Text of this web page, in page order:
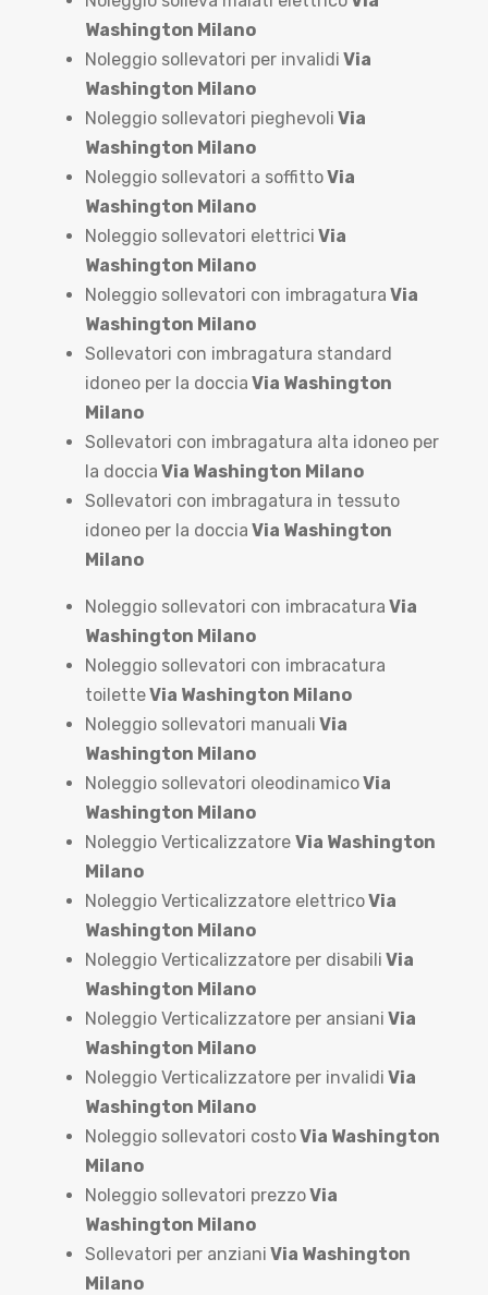
Washington Milano
Noleggio sollevatori per invalidi Via
Washington Milano
Noleggio sollevatori pieghevoli Via
Washington Milano
Noleggio sollevatori a soffittoVia
Washington Milano
Noleggio sollevatori elettrici Via
Washington Milano
Noleggio sollevatori con imbragatura Via
Washington Milano
Sollevatori con imbragatura standard
idoneo per la doccia Via Washington
Milano
Sollevatori con imbragatura alta idoneo per
la doccia Via Washington Milano
Sollevatori con imbragatura in tessuto
idoneo per la doccia Via Washington
Milano
Noleggio sollevatori con imbracatura Via
Washington Milano
Noleggio sollevatori con imbracatura
toiletteVia Washington Milano
Noleggio sollevatori manuali Via
Washington Milano
Noleggio sollevatori oleodinamicoVia
Washington Milano
Noleggio Verticalizzatore Via Washington
Milano
Noleggio Verticalizzatore elettricoVia
Washington Milano
Noleggio Verticalizzatore per disabili Via
Washington Milano
Noleggio Verticalizzatore per ansiani Via
Washington Milano
Noleggio Verticalizzatore per invalidi Via
Washington Milano
Noleggio sollevatori costoVia Washington
Milano
Noleggio sollevatori prezzoVia
Washington Milano
Sollevatori per anziani Via Washington
Milano